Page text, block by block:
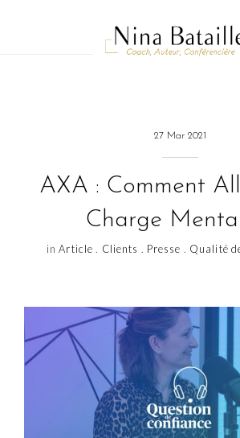
27 Mar 2021
AXA : Comment
Charge
in Article . Clients . Presse . Qualité